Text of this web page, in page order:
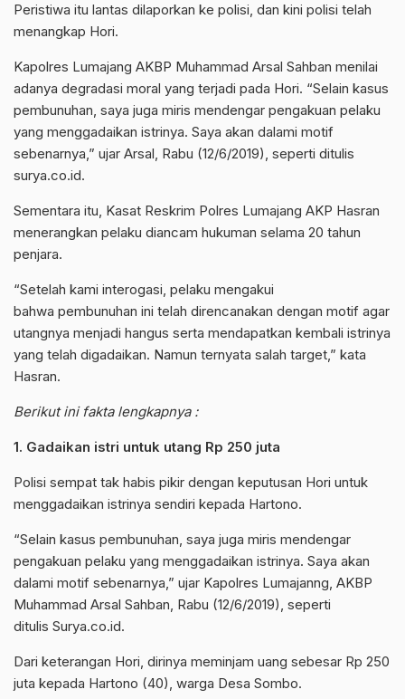
Peristiwa itu lantas dilaporkan ke polisi, dan kini polisi telah
menangkap Hori.
Kapolres Lumajang AKBP Muhammad Arsal Sahban menilai
adanya degradasi moral yang terjadi pada Hori. “Selain kasus
pembunuhan, saya juga miris mendengar pengakuan pelaku
yang menggadaikan istrinya. Saya akan dalami motif
sebenarnya,” ujar Arsal, Rabu (12/6/2019), seperti ditulis
surya.co.id.
Sementara itu, Kasat Reskrim Polres Lumajang AKP Hasran
menerangkan pelaku diancam hukuman selama 20 tahun
penjara.
“Setelah kami interogasi, pelaku mengakui
bahwa pembunuhan ini telah direncanakan dengan motif agar
utangnya menjadi hangus serta mendapatkan kembali istrinya
yang telah digadaikan. Namun ternyata salah target,” kata
Hasran.
Berikut ini fakta lengkapnya :
1. Gadaikan istri untuk utang Rp 250 juta
Polisi sempat tak habis pikir dengan keputusan Hori untuk
menggadaikan istrinya sendiri kepada Hartono.
“Selain kasus pembunuhan, saya juga miris mendengar
pengakuan pelaku yang menggadaikan istrinya. Saya akan
dalami motif sebenarnya,” ujar Kapolres Lumajanng, AKBP
Muhammad Arsal Sahban, Rabu (12/6/2019), seperti
ditulis Surya.co.id.
Dari keterangan Hori, dirinya meminjam uang sebesar Rp 250
juta kepada Hartono (40), warga Desa Sombo.